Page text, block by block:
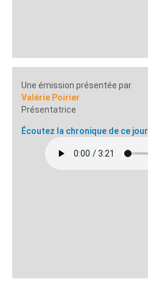
Une émission présentée par
Valérie Poirier
Présentatrice
Écoutez la chronique de ce jour